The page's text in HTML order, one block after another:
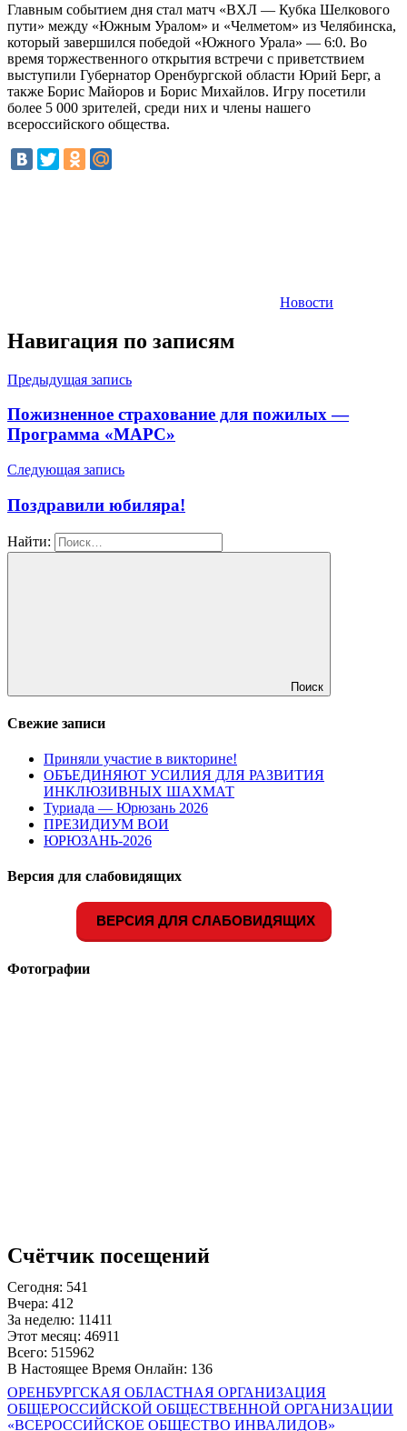
Главным событием дня стал матч «ВХЛ — Кубка Шелкового
пути» между «Южным Уралом» и «Челметом» из Челябинска,
который завершился победой «Южного Урала» — 6:0. Во
время торжественного открытия встречи с приветствием
выступили Губернатор Оренбургской области Юрий Берг, а
также Борис Майоров и Борис Михайлов. Игру посетили
более 5 000 зрителей, среди них и члены нашего
всероссийского общества.
Новости
Навигация по записям
Предыдущая запись
Пожизненное страхование для пожилых —
Программа «МАРС»
Следующая запись
Поздравили юбиляра!
Найти:
Поиск
Свежие записи
Приняли участие в викторине!
ОБЪЕДИНЯЮТ УСИЛИЯ ДЛЯ РАЗВИТИЯ
ИНКЛЮЗИВНЫХ ШАХМАТ
Туриада — Юрюзань 2026
ПРЕЗИДИУМ ВОИ
ЮРЮЗАНЬ-2026
Версия для слабовидящих
ВЕРСИЯ ДЛЯ СЛАБОВИДЯЩИХ
Фотографии
Счётчик посещений
Сегодня: 541
Вчера: 412
За неделю: 11411
Этот месяц: 46911
Всего: 515962
В Настоящее Время Онлайн: 136
ОРЕНБУРГСКАЯ ОБЛАСТНАЯ ОРГАНИЗАЦИЯ
ОБЩЕРОССИЙСКОЙ ОБЩЕСТВЕННОЙ ОРГАНИЗАЦИИ
«ВСЕРОССИЙСКОЕ ОБЩЕСТВО ИНВАЛИДОВ»